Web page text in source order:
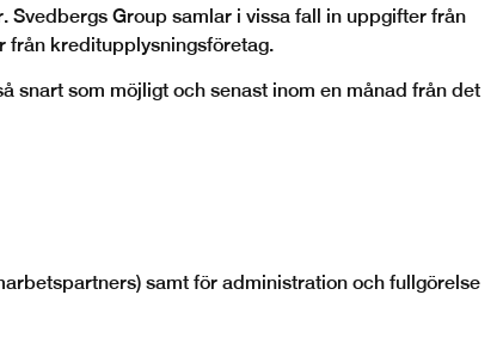
Group samlar i vissa fall in uppgifter från
från kreditupplysningsföretag.
snart som möjligt och senast inom en månad från det
samt för administration och fullgörelse